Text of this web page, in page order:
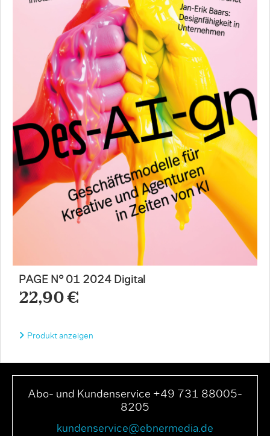
PAGE N° 01 2024 Digital
22,90 €
Produkt anzeigen
Abo- und Kundenservice +49 731 88005-
8205
kundenservice@ebnermedia.de